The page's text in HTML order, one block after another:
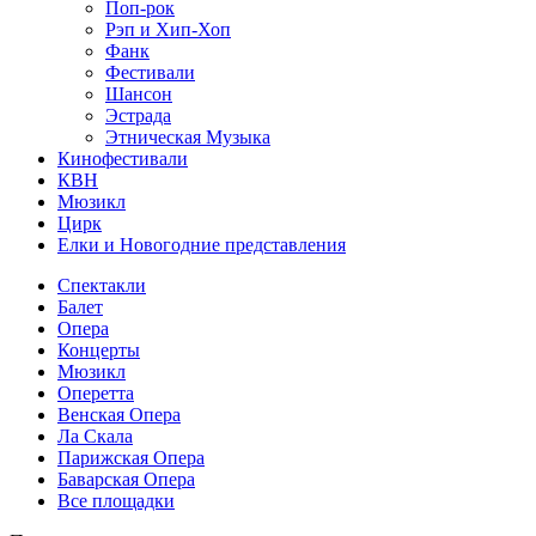
Поп-рок
Рэп и Хип-Хоп
Фанк
Фестивали
Шансон
Эстрада
Этническая Музыка
Кинофестивали
КВН
Мюзикл
Цирк
Елки и Новогодние представления
Спектакли
Балет
Опера
Концерты
Мюзикл
Оперетта
Венская Опера
Ла Скала
Парижская Опера
Баварская Опера
Все площадки